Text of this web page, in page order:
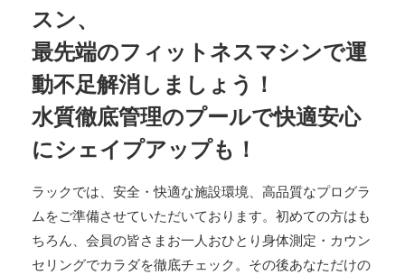
スン、
最先端のフィットネスマシンで運
動不足解消しましょう！
水質徹底管理のプールで快適安心
にシェイプアップも！
ラックでは、安全・快適な施設環境、高品質なプログラ
ムをご準備させていただいております。初めての方はも
ちろん、会員の皆さまお一人おひとり身体測定・カウン
セリングでカラダを徹底チェック。その後あなただけの